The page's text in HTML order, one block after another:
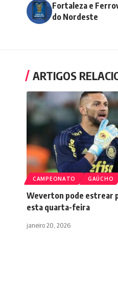
Fortaleza e
do Nordeste
ARTIGOS
CAMPEONATO GAÚCHO
Weverton pode estrear
esta quarta-feira
janeiro 20, 2026